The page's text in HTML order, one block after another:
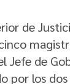
de
Jefe de
por los